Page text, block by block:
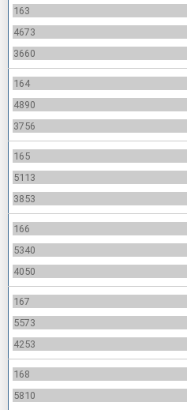
163
4673
3660
164
4890
3756
165
5113
3853
166
5340
4050
167
5573
4253
168
5810